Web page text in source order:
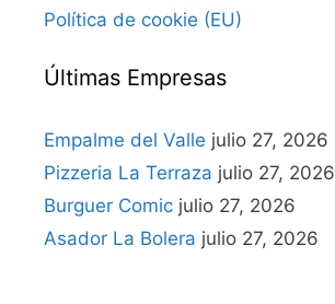
Política de cookie (EU)
Últimas Empresas
Empalme del Valle julio 27, 2026
Pizzeria La Terraza julio 27, 2026
Burguer Comic julio 27, 2026
Asador La Bolera julio 27, 2026